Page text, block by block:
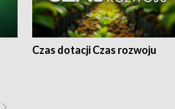
Czas dotacji Czas rozwoju